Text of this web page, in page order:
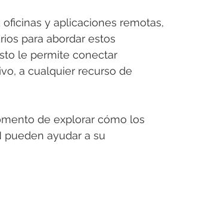
y aplicaciones remotas,
para abordar estos
le permite conectar
a cualquier recurso de
de explorar cómo los
pueden ayudar a su